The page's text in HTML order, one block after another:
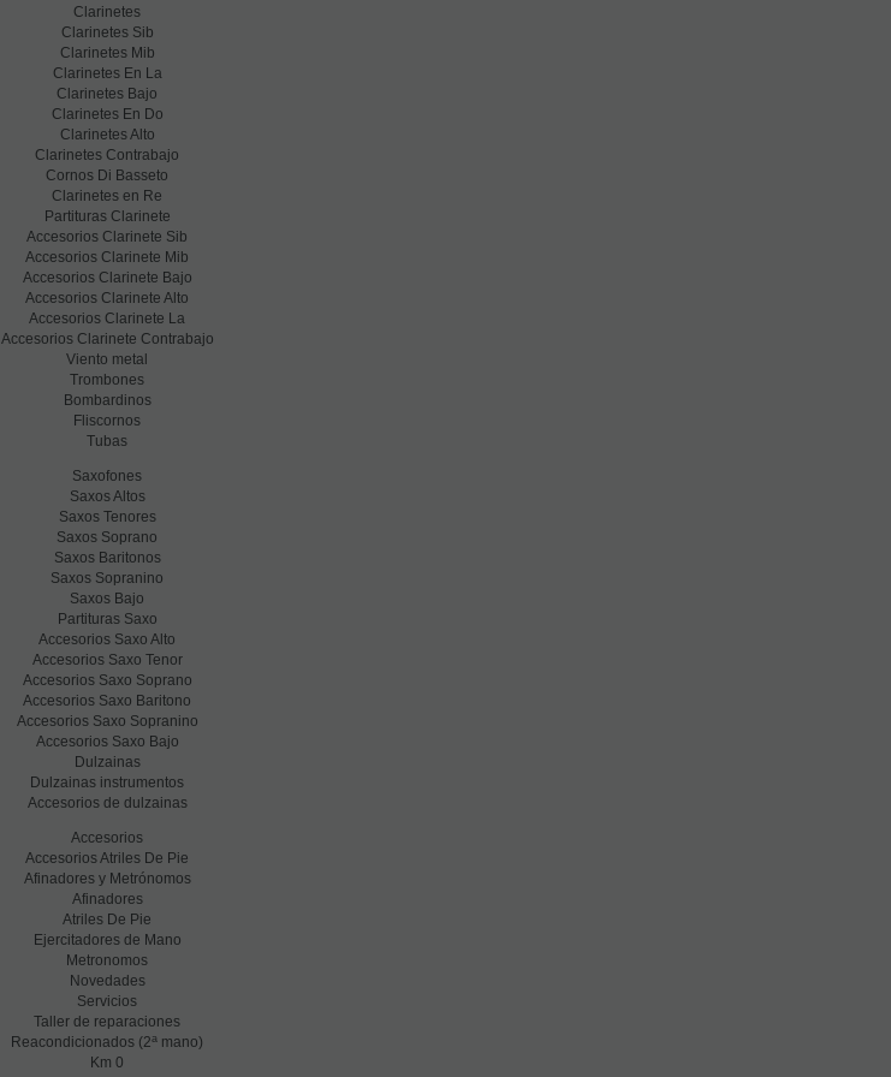
Clarinetes
Clarinetes Sib
Clarinetes Mib
Clarinetes En La
Clarinetes Bajo
Clarinetes En Do
Clarinetes Alto
Clarinetes Contrabajo
Cornos Di Basseto
Clarinetes en Re
Partituras Clarinete
Accesorios Clarinete Sib
Accesorios Clarinete Mib
Accesorios Clarinete Bajo
Accesorios Clarinete Alto
Accesorios Clarinete La
Accesorios Clarinete Contrabajo
Viento metal
Trombones
Bombardinos
Fliscornos
Tubas
Saxofones
Saxos Altos
Saxos Tenores
Saxos Soprano
Saxos Baritonos
Saxos Sopranino
Saxos Bajo
Partituras Saxo
Accesorios Saxo Alto
Accesorios Saxo Tenor
Accesorios Saxo Soprano
Accesorios Saxo Baritono
Accesorios Saxo Sopranino
Accesorios Saxo Bajo
Dulzainas
Dulzainas instrumentos
Accesorios de dulzainas
Accesorios
Accesorios Atriles De Pie
Afinadores y Metrónomos
Afinadores
Atriles De Pie
Ejercitadores de Mano
Metronomos
Novedades
Servicios
Taller de reparaciones
Reacondicionados (2a mano)
Km 0